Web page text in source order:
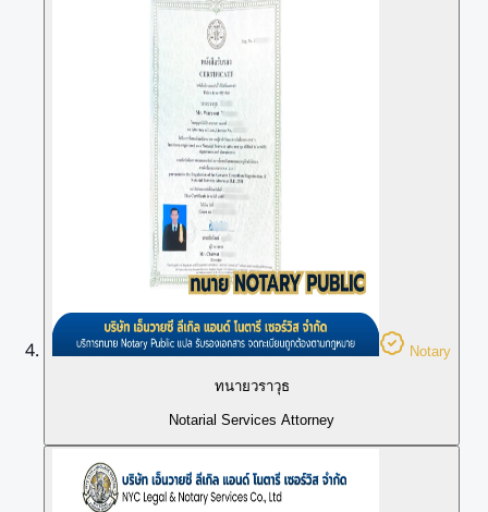
Notary
ทนายวราวุธ
Notarial Services Attorney